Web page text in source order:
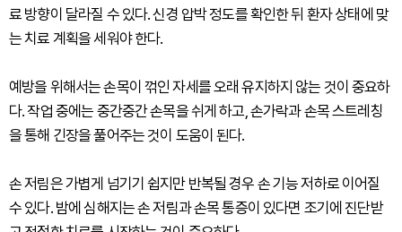
료 방향이 달라질 수 있다. 신경 압박 정도를 확인한 뒤 환자 상태에 맞
는 치료 계획을 세워야 한다.
예방을 위해서는 손목이 꺾인 자세를 오래 유지하지 않는 것이 중요하
다. 작업 중에는 중간중간 손목을 쉬게 하고, 손가락과 손목 스트레칭
을 통해 긴장을 풀어주는 것이 도움이 된다.
손 저림은 가볍게 넘기기 쉽지만 반복될 경우 손 기능 저하로 이어질
수 있다. 밤에 심해지는 손 저림과 손목 통증이 있다면 조기에 진단받